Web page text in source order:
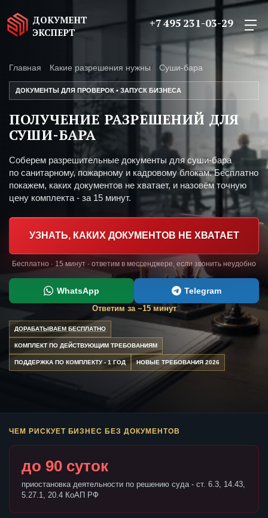
ДОКУМЕНТ
ЭКСПЕРТ
+7 495 231-03-29
Главная Какие разрешения нужны Суши-бара
ДОКУМЕНТЫ ДЛЯ ПРОВЕРОК • ЗАПУСК БИЗНЕСА
ПОЛУЧЕНИЕ РАЗРЕШЕНИЙ ДЛЯ
СУШИ-БАРА
Соберем разрешительные документы для суши-бара
по санитарному, пожарному и кадровому блокам. Бесплатно
покажем, каких документов не хватает, и назовём точную
цену комплекта - за 15 минут.
УЗНАТЬ, КАКИХ ДОКУМЕНТОВ НЕ ХВАТАЕТ
Бесплатно · 15 минут · ответим в мессенджере, если звонить неудобно
WhatsApp Telegram
Ответим за ~15 минут
ДОРАБАТЫВАЕМ БЕСПЛАТНО
КОМПЛЕКТ ПО ДЕЙСТВУЮЩИМ ТРЕБОВАНИЯМ
ПОДДЕРЖКА ПО КОМПЛЕКТУ - 1 ГОД НОВЫЕ ТРЕБОВАНИЯ 2026
ЧЕМ РИСКУЕТ БИЗНЕС БЕЗ ДОКУМЕНТОВ
до 90 суток
приостановка деятельности по решению суда - ст. 6.3, 14.43,
5.27.1, 20.4 КоАП РФ